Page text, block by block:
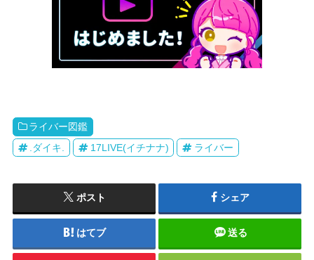
ライバー図鑑
.ダイキ.
17LIVE(イチナナ) ライバー
ポスト シェア
はてブ 送る